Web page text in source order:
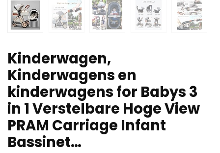
Kinderwagen,
Kinderwagens en
kinderwagens for Babys 3
in 1 Verstelbare Hoge View
PRAM Carriage Infant
Bassinet…